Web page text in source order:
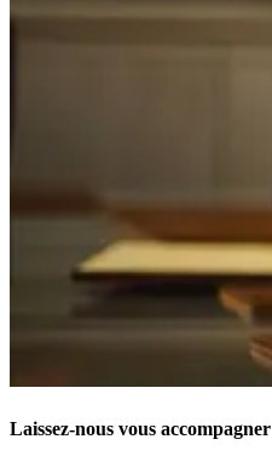
Laissez-nous vous accompagner